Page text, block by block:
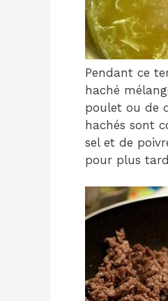
Pendant ce
haché
poulet ou de
hachés sont
sel et de
pour plus